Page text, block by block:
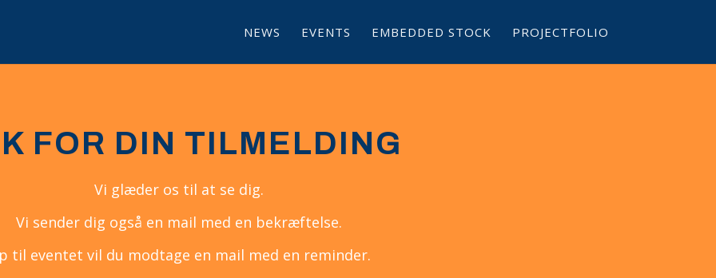
NEWS EVENTS EMBEDDED STOCK PROJECTFOLIO
FOR DIN TILMELDING
Vi glæder os til at se dig.
Vi sender dig også en mail med en bekræftelse.
til eventet vil du modtage en mail med en reminder.